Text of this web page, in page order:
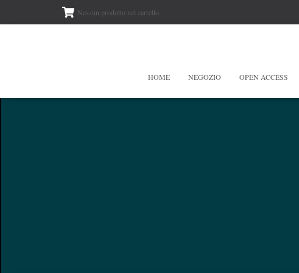
Nessun prodotto nel carrello.
HOME NEGOZIO OPEN ACCESS